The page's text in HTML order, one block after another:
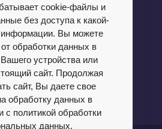
cookie-файлы и
без доступа к какой-
информации. Вы можете
от обработки данных в
устройства или
сайт. Продолжая
сайт, Вы даете свое
обработку данных в
с политикой обработки
данных.